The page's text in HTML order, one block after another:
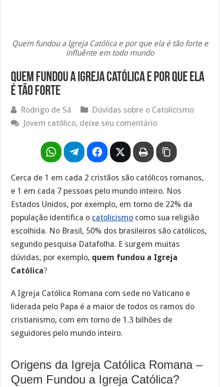
Quem fundou a Igreja Católica e por que ela é tão forte e
influênte em todo mundo
Quem fundou a Igreja Católica e por que ela
é tão forte
Rodrigo de Sá
Dúvidas sobre o Catolicismo
Jovem católico, deixe seu comentário
Cerca de 1 em cada 2 cristãos são católicos romanos,
e 1 em cada 7 pessoas pelo mundo inteiro. Nos
Estados Unidos, por exemplo, em torno de 22% da
população identifica o catolicismo como sua religião
escolhida. No Brasil, 50% dos brasileiros são católicos,
segundo pesquisa Datafolha. E surgem muitas
dúvidas, por exemplo, quem fundou a Igreja
Católica?
A Igreja Católica Romana com sede no Vaticano e
liderada pelo Papa é a maior de todos os ramos do
cristianismo, com em torno de 1.3 bilhões de
seguidores pelo mundo inteiro.
Origens da Igreja Católica Romana –
Quem Fundou a Igreja Católica?